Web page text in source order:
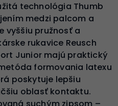
technológia Thumb
medzi palcom a
vyššiu pružnosť a
rukavice Reusch
Junior majú praktický
formovania latexu
poskytuje lepšiu
oblasť kontaktu.